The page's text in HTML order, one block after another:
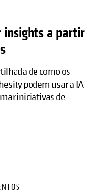
insights a partir
de como os
podem usar a IA
iniciativas de